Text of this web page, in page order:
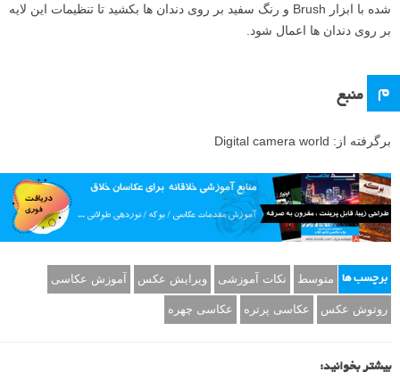
شده با ابزار Brush و رنگ سفید بر روی دندان ها بکشید تا تنظیمات این لایه
بر روی دندان ها اعمال شود.
م منبع
برگرفته از: Digital camera world
برچسب ها متوسط نکات آموزشی ویرایش عکس آموزش عکاسی
روتوش عکس عکاسی پرتره عکاسی چهره
بیشتر بخوانید: